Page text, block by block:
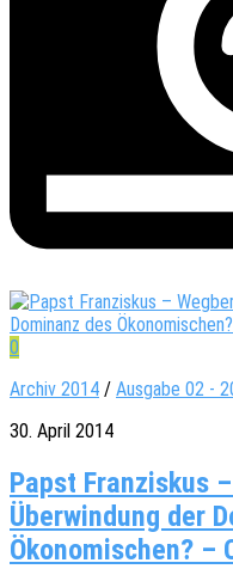
0
Archiv 2014 / Ausgabe 02 -
30. April 2014
Papst Franziskus
Überwindung der
Ökonomischen? –